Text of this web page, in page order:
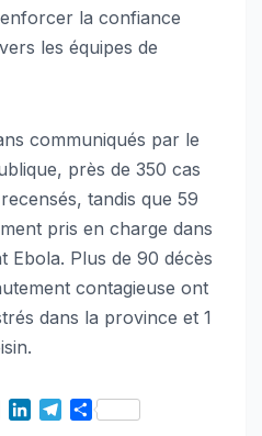
la confiance
les équipes de
communiqués par le
près de 350 cas
tandis que 59
pris en charge dans
Ebola. Plus de 90 décès
contagieuse ont
dans la province et 1
S